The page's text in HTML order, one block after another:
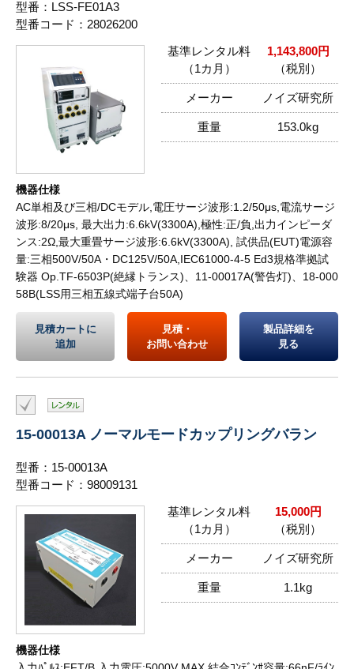
型番：LSS-FE01A3
型番コード：28026200
基準レンタル料
（1カ月）
1,143,800円
（税別）
メーカー ノイズ研究所
重量 153.0kg
機器仕様
AC単相及び三相/DCモデル,電圧サージ波形:1.2/50μs,電流サージ
波形:8/20μs, 最大出力:6.6kV(3300A),極性:正/負,出力インピーダ
ンス:2Ω,最大重畳サージ波形:6.6kV(3300A), 試供品(EUT)電源容
量:三相500V/50A・DC125V/50A,IEC61000-4-5 Ed3規格準拠試
験器 Op.TF-6503P(絶縁トランス)、11-00017A(警告灯)、18-000
58B(LSS用三相五線式端子台50A)
見積カートに
追加
見積・
お問い合わせ
製品詳細を
見る
15-00013A ノーマルモードカップリングバラン
型番：15-00013A
型番コード：98009131
基準レンタル料
（1カ月）
15,000円
（税別）
メーカー ノイズ研究所
重量 1.1kg
機器仕様